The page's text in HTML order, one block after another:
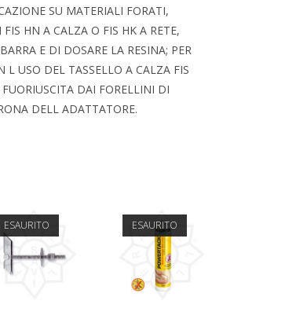
SU MATERIALI FORATI,
HN A CALZA O FIS HK A RETE,
E DI DOSARE LA RESINA; PER
L USO DEL TASSELLO A CALZA FIS
DAI FORELLINI DI
DELL ADATTATORE.
ESAURITO ESAURITO